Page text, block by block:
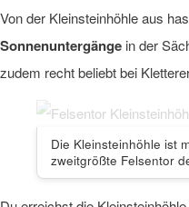
Von der Kleinsteinhöhle aus
Sonnenuntergänge in der
zudem recht beliebt bei
Die Kleinsteinhöhle ist
zweitgrößte Felsentor